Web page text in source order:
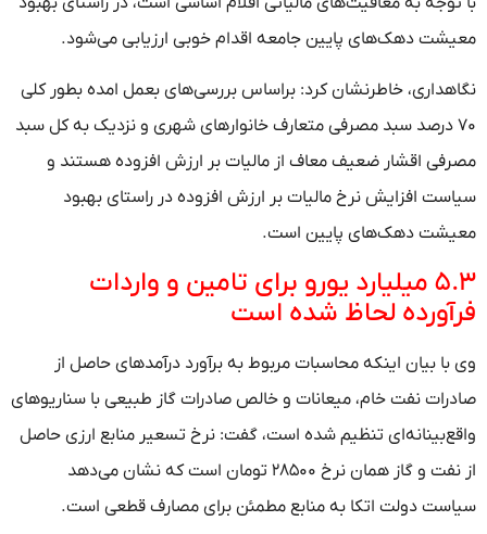
معیشت دهک‌های پایین جامعه اقدام خوبی ارزیابی می‌شود.
نگاهداری، خاطرنشان کرد: براساس بررسی‌های بعمل امده بطور کلی
۷۰ درصد سبد مصرفی متعارف خانوار‌های شهری و نزدیک به کل سبد
مصرفی اقشار ضعیف معاف از مالیات بر ارزش افزوده هستند و
سیاست افزایش نرخ مالیات بر ارزش افزوده در راستای بهبود
معیشت دهک‌های پایین است.
۵.۳ میلیارد یورو برای تامین و واردات
فرآورده لحاظ شده است
وی با بیان اینکه محاسبات مربوط به برآورد درآمد‌های حاصل از
صادرات نفت خام، میعانات و خالص صادرات گاز طبیعی با سناریو‌های
واقع‌بینانه‌ای تنظیم شده است، گفت: نرخ تسعیر منابع ارزی حاصل
از نفت و گاز همان نرخ ۲۸۵۰۰ تومان است که نشان می‌دهد
سیاست دولت اتکا به منابع مطمئن برای مصارف قطعی است.